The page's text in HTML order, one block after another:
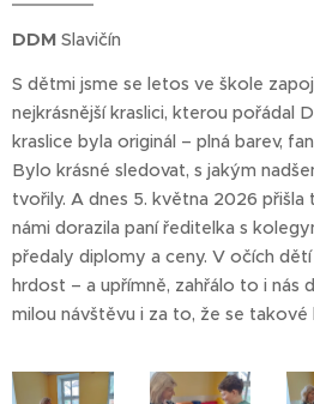
DDM Slavičín
S dětmi jsme se letos ve škole
nejkrásnější kraslici, kterou pořádal
kraslice byla originál – plná barev,
Bylo krásné sledovat, s jakým
tvořily. A dnes 5. května 2026
námi dorazila paní ředitelka s
předaly diplomy a ceny. V očích
hrdost – a upřímně, zahřálo to i nás
milou návštěvu i za to, že se takové